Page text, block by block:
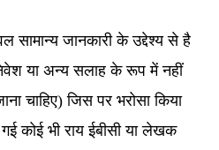
सामान्य जानकारी के उद्देश्य से है
या अन्य सलाह के रूप में नहीं
चाहिए) जिस पर भरोसा किया
गई कोई भी राय ईबीसी या लेखक